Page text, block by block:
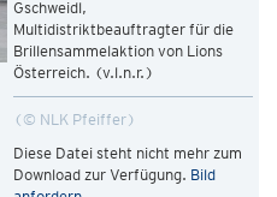
Gschweidl,
Multidistriktbeauftragter für die
Brillensammelaktion von Lions
Österreich. (v.l.n.r.)
© NLK Pfeiffer
Diese Datei steht nicht mehr zum
Download zur Verfügung. Bild